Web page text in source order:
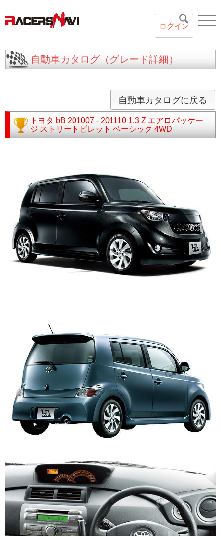
ログイン
自動車カタログ（グレード詳細）
自動車カタログに戻る
トヨタ bB 201007 - 201110 1.3 Z エアロパッケー
ジ ストリートビレット ベーシック 4WD